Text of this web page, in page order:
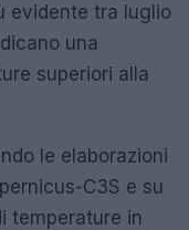
evidente tra luglio
una
superiori alla
le elaborazioni
C3S e su
temperature in